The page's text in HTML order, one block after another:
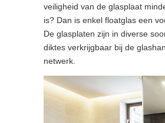
veiligheid van de glasplaat
is? Dan is enkel floatglas een
De glasplaten zijn in diverse
diktes verkrijgbaar bij de
netwerk.